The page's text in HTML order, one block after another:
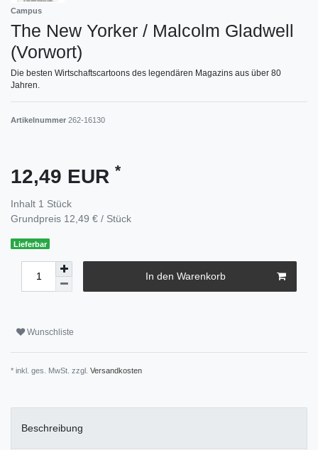
Campus
The New Yorker / Malcolm Gladwell
(Vorwort)
Die besten Wirtschaftscartoons des legendären Magazins aus über 80
Jahren.
Artikelnummer 262-16130
12,49 EUR *
Inhalt 1 Stück
Grundpreis 12,49 € / Stück
Lieferbar
In den Warenkorb
Wunschliste
* inkl. ges. MwSt. zzgl. Versandkosten
Beschreibung